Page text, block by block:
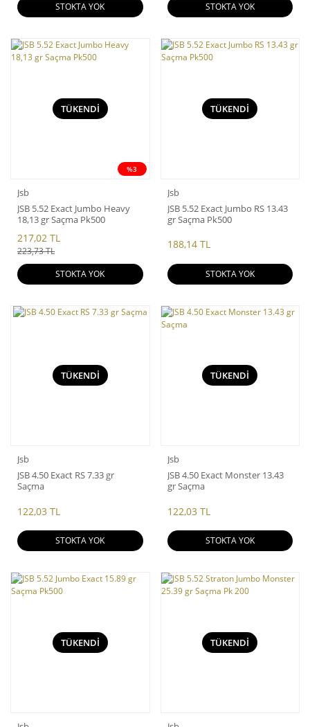
STOKTA YOK
STOKTA YOK
%3
TÜKENDİ
Jsb
JSB 5.52 Exact Jumbo Heavy
18,13 gr Saçma Pk500
217,02 TL
223,73 TL
STOKTA YOK
TÜKENDİ
Jsb
JSB 5.52 Exact Jumbo RS 13.43
gr Saçma Pk500
188,14 TL
STOKTA YOK
TÜKENDİ
Jsb
JSB 4.50 Exact RS 7.33 gr
Saçma
122,03 TL
STOKTA YOK
TÜKENDİ
Jsb
JSB 4.50 Exact Monster 13.43
gr Saçma
122,03 TL
STOKTA YOK
TÜKENDİ TÜKENDİ